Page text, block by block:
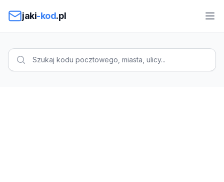
jaki-kod.pl